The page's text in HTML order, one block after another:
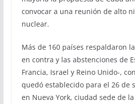
convocar a una reunión de alto
nuclear.
Más de 160 países respaldaron
en contra y las abstenciones de
Francia, Israel y Reino Unido-,
quedó establecido para el 26 de
en Nueva York, ciudad sede de